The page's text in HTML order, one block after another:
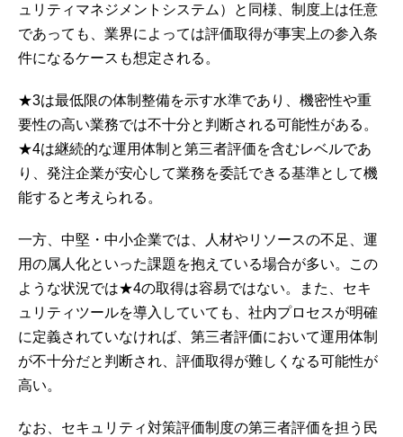
ュリティマネジメントシステム）と同様、制度上は任意
であっても、業界によっては評価取得が事実上の参入条
件になるケースも想定される。
★3は最低限の体制整備を示す水準であり、機密性や重
要性の高い業務では不十分と判断される可能性がある。
★4は継続的な運用体制と第三者評価を含むレベルであ
り、発注企業が安心して業務を委託できる基準として機
能すると考えられる。
一方、中堅・中小企業では、人材やリソースの不足、運
用の属人化といった課題を抱えている場合が多い。この
ような状況では★4の取得は容易ではない。また、セキ
ュリティツールを導入していても、社内プロセスが明確
に定義されていなければ、第三者評価において運用体制
が不十分だと判断され、評価取得が難しくなる可能性が
高い。
なお、セキュリティ対策評価制度の第三者評価を担う民